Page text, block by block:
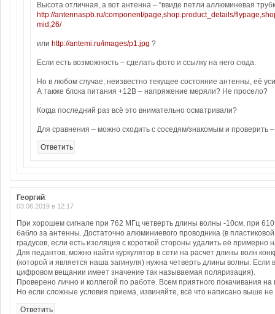
Высота отличная, а вот антенна – “ввиде петли аллюминевая
http://antennaspb.ru/component/page,shop.product_details/
mid,26/
или http://antemi.ru/images/p1.jpg ?
Если есть возможность – сделать фото и ссылку на него сюда.
Но в любом случае, неизвестно текущее состояние антенны, её
А также блока питания +12В – напряжение меряли? Не просело?
Когда последний раз всё это внимательно осматривали?
Для сравнения – можно сходить с соседям/знакомым и проверить
Ответить
Георгий:
03.06.2019 в 12:17
При хорошем сигнале при 762 МГц четверть длины волны -10см, при
бабло за антенны. Достаточно алюминиевого проводника (в
градусов, если есть изоляция с короткой стороны удалить её примерно
Для педантов, можно найти куркулятор в сети на расчет длины волн
(которой и является наша загинуля) нужна четверть длины волны.
цифровом вещании имеет значение так называемая поляризация).
Проверено лично и коллегой по работе. Всем приятного покачивания
Но если сложные условия приема, извиняйте, всё что написано выше
Ответить